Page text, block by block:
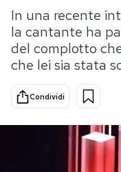
Tecnologia
Internet
Scienza
Cultura
Economia
In una recente
la cantante ha
del complotto
che lei sia stata
Condividi